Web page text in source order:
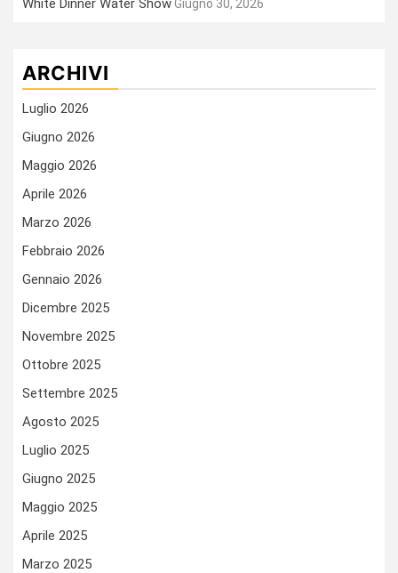
White Dinner Water ShowGiugno 30, 2026
ARCHIVI
Luglio 2026
Giugno 2026
Maggio 2026
Aprile 2026
Marzo 2026
Febbraio 2026
Gennaio 2026
Dicembre 2025
Novembre 2025
Ottobre 2025
Settembre 2025
Agosto 2025
Luglio 2025
Giugno 2025
Maggio 2025
Aprile 2025
Marzo 2025